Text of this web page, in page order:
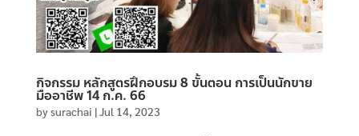
กิจกรรม หลักสูตรฝึกอบรม 8 ขั้นตอน การเป็นนักขาย
มืออาชีพ 14 ก.ค. 66
bysurachai |Jul 14, 2023